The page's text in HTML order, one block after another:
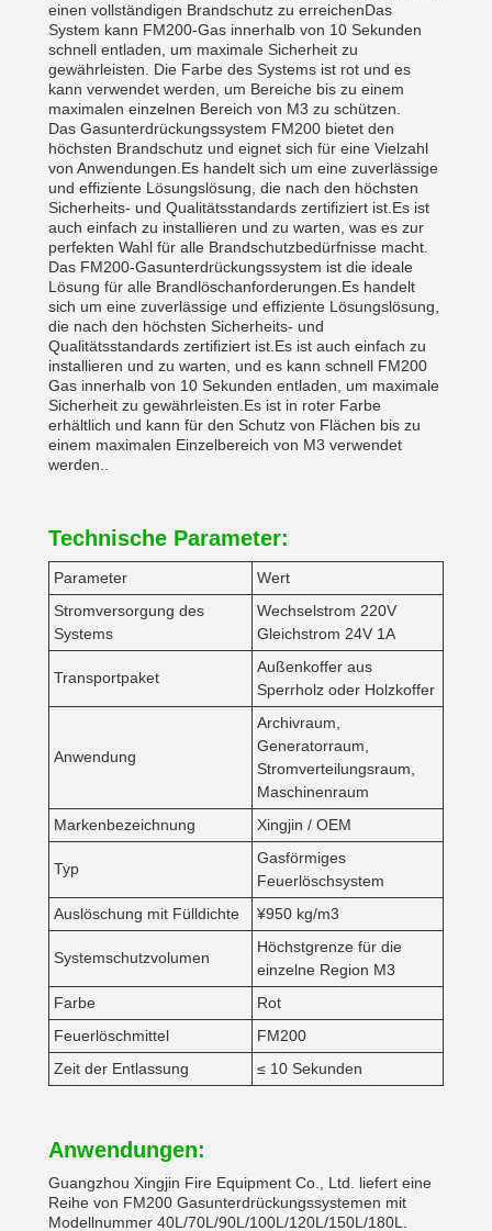
einen vollständigen Brandschutz zu erreichenDas
System kann FM200-Gas innerhalb von 10 Sekunden
schnell entladen, um maximale Sicherheit zu
gewährleisten. Die Farbe des Systems ist rot und es
kann verwendet werden, um Bereiche bis zu einem
maximalen einzelnen Bereich von M3 zu schützen.
Das Gasunterdrückungssystem FM200 bietet den
höchsten Brandschutz und eignet sich für eine Vielzahl
von Anwendungen.Es handelt sich um eine zuverlässige
und effiziente Lösungslösung, die nach den höchsten
Sicherheits- und Qualitätsstandards zertifiziert ist.Es ist
auch einfach zu installieren und zu warten, was es zur
perfekten Wahl für alle Brandschutzbedürfnisse macht.
Das FM200-Gasunterdrückungssystem ist die ideale
Lösung für alle Brandlöschanforderungen.Es handelt
sich um eine zuverlässige und effiziente Lösungslösung,
die nach den höchsten Sicherheits- und
Qualitätsstandards zertifiziert ist.Es ist auch einfach zu
installieren und zu warten, und es kann schnell FM200
Gas innerhalb von 10 Sekunden entladen, um maximale
Sicherheit zu gewährleisten.Es ist in roter Farbe
erhältlich und kann für den Schutz von Flächen bis zu
einem maximalen Einzelbereich von M3 verwendet
werden..
Technische Parameter:
Parameter
Wert
Stromversorgung des
Systems
Wechselstrom 220V
Gleichstrom 24V 1A
Transportpaket
Außenkoffer aus
Sperrholz oder Holzkoffer
Anwendung
Archivraum,
Generatorraum,
Stromverteilungsraum,
Maschinenraum
Markenbezeichnung
Xingjin / OEM
Typ
Gasförmiges
Feuerlöschsystem
Auslöschung mit Fülldichte
¥950 kg/m3
Systemschutzvolumen
Höchstgrenze für die
einzelne Region M3
Farbe
Rot
Feuerlöschmittel
FM200
Zeit der Entlassung
≤ 10 Sekunden
Anwendungen:
Guangzhou Xingjin Fire Equipment Co., Ltd. liefert eine
Reihe von FM200 Gasunterdrückungssystemen mit
Modellnummer 40L/70L/90L/100L/120L/150L/180L.